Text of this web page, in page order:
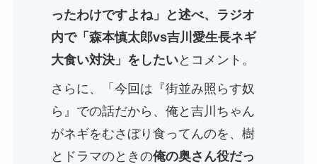
ったわけですよね」と述べ、ラジオ
内で「森本慎太郎vs吉川愛生長ネギ
大食い対決」をしたいとコメント。
さらに、「今回は『街並み照らす奴
ら』での話だから、俺と吉川ちゃん
がネギをむさぼり食ってんのを、樹
とドラマのときの俺の奥さん役だっ